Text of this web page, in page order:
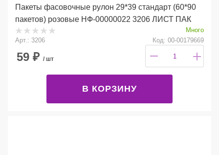
Пакеты фасовочные рулон 29*39 стандарт (60*90
пакетов) розовые НФ-00000022 3206 ЛИСТ ПАК
Много
Арт.: 3206
Код: 00-00179669
59 ₽ / шт
В КОРЗИНУ